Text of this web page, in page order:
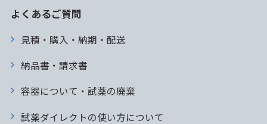
よくあるご質問
見積・購入・納期・配送
納品書・請求書
容器について・試薬の廃棄
試薬ダイレクトの使い方について